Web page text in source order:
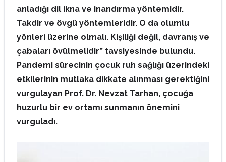
anladığı dil ikna ve inandırma yöntemidir.
Takdir ve övgü yöntemleridir. O da olumlu
yönleri üzerine olmalı. Kişiliği değil, davranış ve
çabaları övülmelidir” tavsiyesinde bulundu.
Pandemi sürecinin çocuk ruh sağlığı üzerindeki
etkilerinin mutlaka dikkate alınması gerektiğini
vurgulayan Prof. Dr. Nevzat Tarhan, çocuğa
huzurlu bir ev ortamı sunmanın önemini
vurguladı.